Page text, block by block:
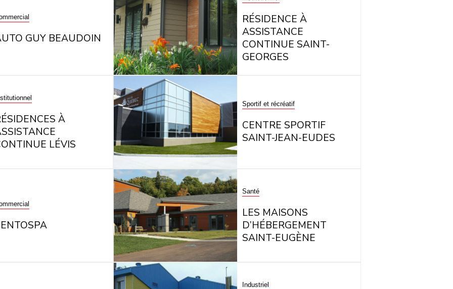
GUY BEAUDOIN
RÉSIDENCE À
ASSISTANCE
CONTINUE SAINT-
GEORGES
À
LÉVIS
Sportif et récréatif
CENTRE SPORTIF
SAINT-JEAN-EUDES
Santé
LES MAISONS
D’HÉBERGEMENT
SAINT-EUGÈNE
Industriel